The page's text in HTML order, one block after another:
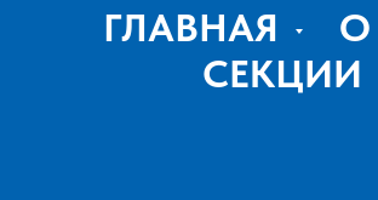
ГЛАВНАЯ О
СЕКЦИИ